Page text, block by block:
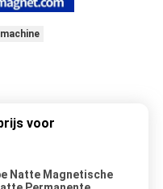
voor
Natte Magnetische